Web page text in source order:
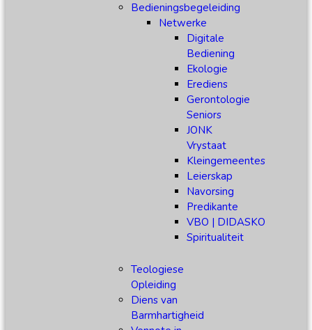
Bedieningsbegeleiding
Netwerke
Digitale
Bediening
Ekologie
Erediens
Gerontologie
Seniors
JONK
Vrystaat
Kleingemeentes
Leierskap
Navorsing
Predikante
VBO | DIDASKO
Spiritualiteit
Teologiese
Opleiding
Diens van
Barmhartigheid